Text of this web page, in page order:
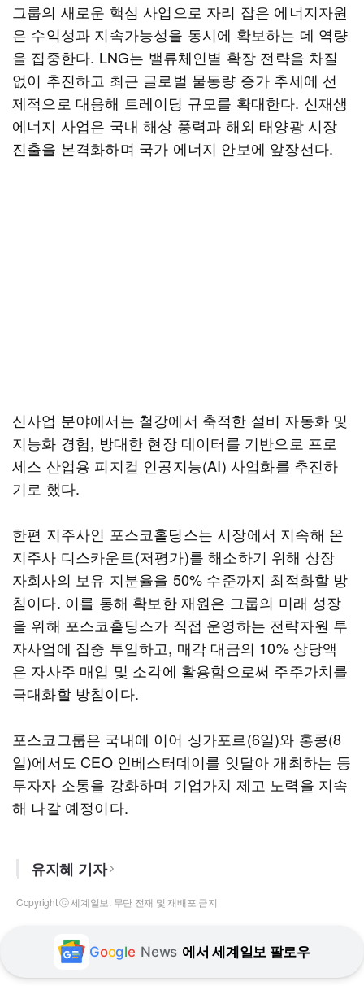
그룹의 새로운 핵심 사업으로 자리 잡은 에너지자원
은 수익성과 지속가능성을 동시에 확보하는 데 역량
을 집중한다. LNG는 밸류체인별 확장 전략을 차질
없이 추진하고 최근 글로벌 물동량 증가 추세에 선
제적으로 대응해 트레이딩 규모를 확대한다. 신재생
에너지 사업은 국내 해상 풍력과 해외 태양광 시장
진출을 본격화하며 국가 에너지 안보에 앞장선다.
신사업 분야에서는 철강에서 축적한 설비 자동화 및
지능화 경험, 방대한 현장 데이터를 기반으로 프로
세스 산업용 피지컬 인공지능(AI) 사업화를 추진하
기로 했다.
한편 지주사인 포스코홀딩스는 시장에서 지속해 온
지주사 디스카운트(저평가)를 해소하기 위해 상장
자회사의 보유 지분율을 50% 수준까지 최적화할 방
침이다. 이를 통해 확보한 재원은 그룹의 미래 성장
을 위해 포스코홀딩스가 직접 운영하는 전략자원 투
자사업에 집중 투입하고, 매각 대금의 10% 상당액
은 자사주 매입 및 소각에 활용함으로써 주주가치를
극대화할 방침이다.
포스코그룹은 국내에 이어 싱가포르(6일)와 홍콩(8
일)에서도 CEO 인베스터데이를 잇달아 개최하는 등
투자자 소통을 강화하며 기업가치 제고 노력을 지속
해 나갈 예정이다.
유지혜 기자
Copyright ⓒ 세계일보. 무단 전재 및 재배포 금지
Google News 에서 세계일보 팔로우